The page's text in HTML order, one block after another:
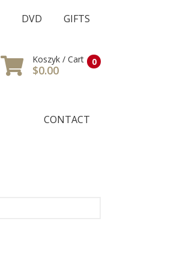
DVD GIFTS
0
Koszyk / Cart
$0.00
CONTACT